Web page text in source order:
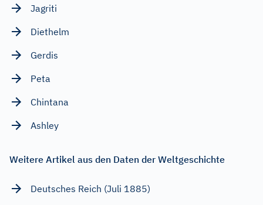
Jagriti
Diethelm
Gerdis
Peta
Chintana
Ashley
Weitere Artikel aus den Daten der Weltgeschichte
Deutsches Reich (Juli 1885)